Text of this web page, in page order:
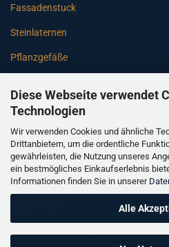
Diese Webseite verwendet
Technologien
Wir verwenden Cookies und ähnliche
Drittanbietern, um die ordentliche
gewährleisten, die Nutzung unseres
ein bestmögliches Einkaufserlebnis
Informationen finden Sie in unserer
Alle
Fassadenstuck
Steinlaternen
Pflanzgefäße
Gartenbänke
Pfeiler
Gartenbrunnen
Gartenfiguren